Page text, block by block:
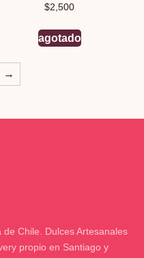
$2,500
agotado
→
Chile. Dulces Artesanales
propio en Santiago y